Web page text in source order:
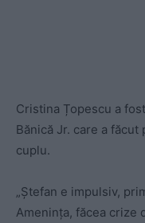
Cristina Țopescu a
Bănică Jr. care a
cuplu.
„Ştefan e impulsiv,
Ameninţa, făcea crize